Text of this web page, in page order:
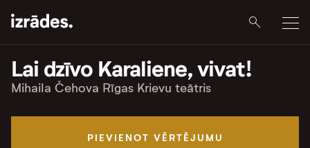
Lai dzīvo Karaliene, vivat!
Mihaila Čehova Rīgas Krievu teātris
PIEVIENOT VĒRTĒJUMU